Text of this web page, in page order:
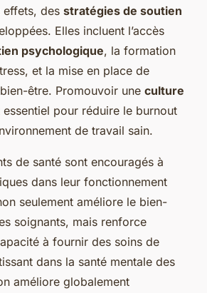
effets, des stratégies de soutien
Elles incluent l’accès
psychologique, la formation
et la mise en place de
être. Promouvoir une culture
essentiel pour réduire le burnout
de travail sain.
de santé sont encouragés à
dans leur fonctionnement
seulement améliore le bien-
soignants, mais renforce
à fournir des soins de
dans la santé mentale des
améliore globalement